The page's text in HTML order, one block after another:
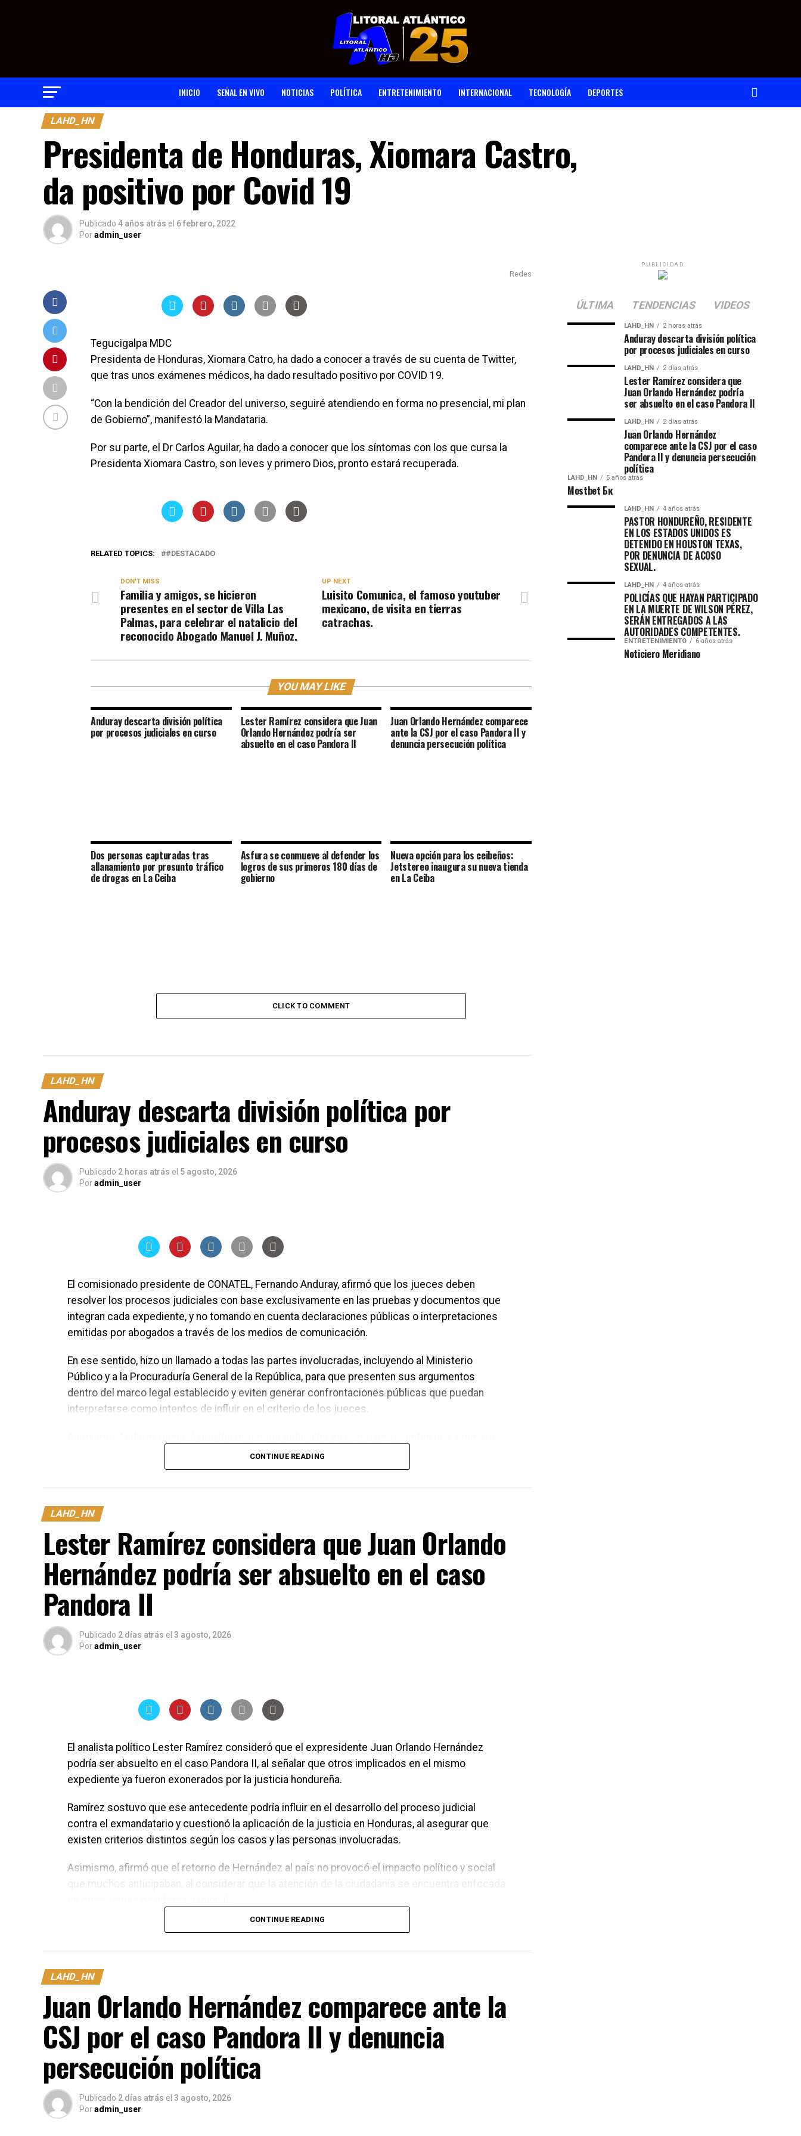
INICIO SEÑAL EN VIVO NOTICIAS POLÍTICA ENTRETENIMIENTO INTERNACIONAL TECNOLOGÍA DEPORTES
LAHD_HN
Presidenta de Honduras, Xiomara Castro,
da positivo por Covid 19
Publicado 4 años atrás el 6 febrero, 2022
Poradmin_user
Redes
Tegucigalpa MDC
Presidenta de Honduras, Xiomara Catro, ha dado a conocer a través de su cuenta de Twitter,
que tras unos exámenes médicos, ha dado resultado positivo por COVID 19.
“Con la bendición del Creador del universo, seguiré atendiendo en forma no presencial, mi plan
de Gobierno”, manifestó la Mandataria.
Por su parte, el Dr Carlos Aguilar, ha dado a conocer que los síntomas con los que cursa la
Presidenta Xiomara Castro, son leves y primero Dios, pronto estará recuperada.
RELATED TOPICS: #DESTACADO
UP NEXT
Luisito Comunica, el famoso youtuber
mexicano, de visita en tierras
catrachas.
DON'T MISS
Familia y amigos, se hicieron
presentes en el sector de Villa Las
Palmas, para celebrar el natalicio del
reconocido Abogado Manuel J. Muñoz.
YOU MAY LIKE
Anduray descarta división política
por procesos judiciales en curso
Lester Ramírez considera que Juan
Orlando Hernández podría ser
absuelto en el caso Pandora II
Juan Orlando Hernández comparece
ante la CSJ por el caso Pandora II y
denuncia persecución política
Dos personas capturadas tras
allanamiento por presunto tráfico
de drogas en La Ceiba
Asfura se conmueve al defender los
logros de sus primeros 180 días de
gobierno
Nueva opción para los ceibeños:
Jetstereo inaugura su nueva tienda
en La Ceiba
CLICK TO COMMENT
LAHD_HN
Anduray descarta división política por
procesos judiciales en curso
Publicado 2 horas atrás el 5 agosto, 2026
Poradmin_user
El comisionado presidente de CONATEL, Fernando Anduray, afirmó que los jueces deben
resolver los procesos judiciales con base exclusivamente en las pruebas y documentos que
integran cada expediente, y no tomando en cuenta declaraciones públicas o interpretaciones
emitidas por abogados a través de los medios de comunicación.
En ese sentido, hizo un llamado a todas las partes involucradas, incluyendo al Ministerio
Público y a la Procuraduría General de la República, para que presenten sus argumentos
dentro del marco legal establecido y eviten generar confrontaciones públicas que puedan
interpretarse como intentos de influir en el criterio de los jueces.
para la unidad del Partido Nacional. Aseguró que los asuntos legales deben resolverse en los
tribunales de justicia, mientras que las diferencias o decisiones de carácter político deberán
discutirse y definirse en el momento que corresponda dentro del proceso electoral.
CONTINUE READING
LAHD_HN
Lester Ramírez considera que Juan Orlando
Hernández podría ser absuelto en el caso
Pandora II
Publicado 2 días atrás el 3 agosto, 2026
Poradmin_user
El analista político Lester Ramírez consideró que el expresidente Juan Orlando Hernández
podría ser absuelto en el caso Pandora II, al señalar que otros implicados en el mismo
expediente ya fueron exonerados por la justicia hondureña.
Ramírez sostuvo que ese antecedente podría influir en el desarrollo del proceso judicial
contra el exmandatario y cuestionó la aplicación de la justicia en Honduras, al asegurar que
existen criterios distintos según los casos y las personas involucradas.
Asimismo, afirmó que el retorno de Hernández al país no provocó el impacto político y social
Las declaraciones del analista surgen en medio del avance del proceso judicial relacionado
CONTINUE READING
LAHD_HN
Juan Orlando Hernández comparece ante la
CSJ por el caso Pandora II y denuncia
persecución política
Publicado 2 días atrás el 3 agosto, 2026
Poradmin_user
PUBLICIDAD
ÚLTIMA TENDENCIAS VIDEOS
LAHD_HN 2 horas atrás
Anduray descarta división política
por procesos judiciales en curso
LAHD_HN 2 días atrás
Lester Ramírez considera que
Juan Orlando Hernández podría
ser absuelto en el caso Pandora II
LAHD_HN 2 días atrás
Juan Orlando Hernández
comparece ante la CSJ por el caso
Pandora II y denuncia persecución
política
LAHD_HN 5 años atrás
Mostbet Бк
LAHD_HN 4 años atrás
PASTOR HONDUREÑO, RESIDENTE
EN LOS ESTADOS UNIDOS ES
DETENIDO EN HOUSTON TEXAS,
POR DENUNCIA DE ACOSO
SEXUAL.
LAHD_HN 4 años atrás
POLICÍAS QUE HAYAN PARTICIPADO
EN LA MUERTE DE WILSON PÉREZ,
SERÁN ENTREGADOS A LAS
AUTORIDADES COMPETENTES.
ENTRETENIMIENTO 6 años atrás
Noticiero Meridiano